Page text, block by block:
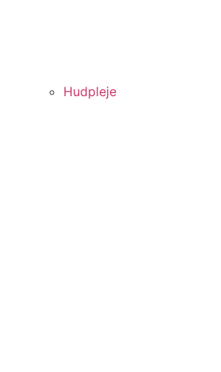
Hudpleje